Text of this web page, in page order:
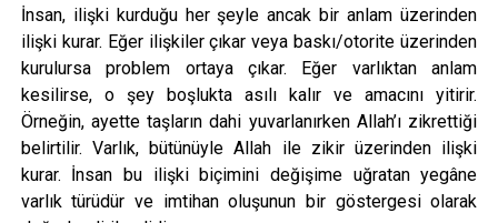
İnsan, ilişki kurduğu her şeyle ancak bir anlam üzerinden
ilişki kurar. Eğer ilişkiler çıkar veya baskı/otorite üzerinden
kurulursa problem ortaya çıkar. Eğer varlıktan anlam
kesilirse, o şey boşlukta asılı kalır ve amacını yitirir.
Örneğin, ayette taşların dahi yuvarlanırken Allah’ı zikrettiği
belirtilir. Varlık, bütünüyle Allah ile zikir üzerinden ilişki
kurar. İnsan bu ilişki biçimini değişime uğratan yegâne
varlık türüdür ve imtihan oluşunun bir göstergesi olarak